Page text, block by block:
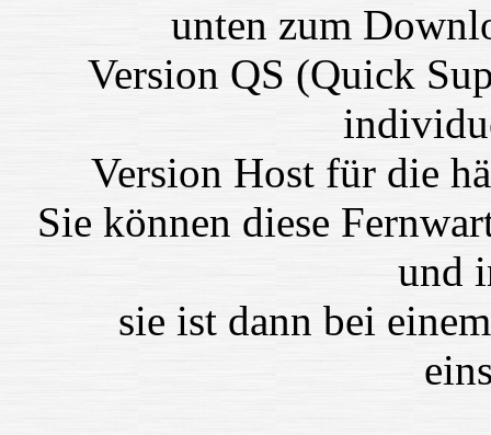
unten zum
Version QS (Quick
Version Host für die
Sie können diese
und
sie ist dann bei